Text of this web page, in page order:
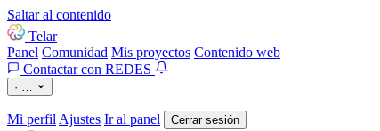
Saltar al contenido
Telar
Panel Comunidad Mis proyectos Contenido web
Contactar con REDES
· …
Mi perfil Ajustes Ir al panel Cerrar sesión